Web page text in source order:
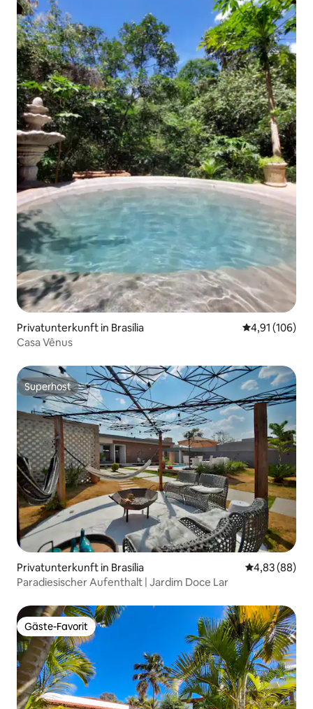
Privatunterkunft in Brasília
4,91 (106)
Casa Vênus
Superhost
Superhost
Privatunterkunft in Brasília
4,83 (88)
Paradiesischer Aufenthalt | Jardim Doce Lar
Gäste-Favorit
Gäste-Favorit